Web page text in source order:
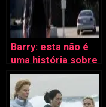
Barry: esta não é
uma história sobre
heróis